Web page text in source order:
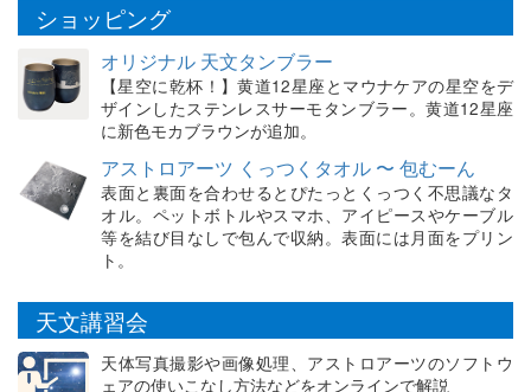
ショッピング
オリジナル 天文タンブラー
【星空に乾杯！】黄道12星座とマウナケアの星空をデ
ザインしたステンレスサーモタンブラー。黄道12星座
に新色モカブラウンが追加。
アストロアーツ くっつくタオル 〜 包むーん
表面と裏面を合わせるとぴたっとくっつく不思議なタ
オル。ペットボトルやスマホ、アイピースやケーブル
等を結び目なしで包んで収納。表面には月面をプリン
ト。
天文講習会
天体写真撮影や画像処理、アストロアーツのソフトウ
ェアの使いこなし方法などをオンラインで解説